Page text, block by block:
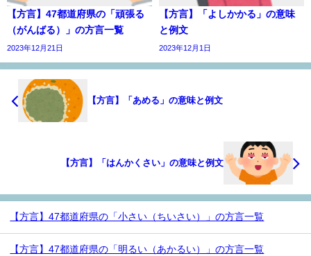
【方言】47都道府県の「頑張る
（がんばる）」の方言一覧
2023年12月21日
【方言】「よしかかる」の意味
と例文
2023年12月1日
【方言】「あめる」の意味と例文
【方言】「はんかくさい」の意味と例文
【方言】47都道府県の「小さい（ちいさい）」の方言一覧
【方言】47都道府県の「明るい（あかるい）」の方言一覧